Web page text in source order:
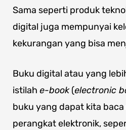
Sama seperti produk
digital juga mempunyai
kekurangan yang bisa
Buku digital atau yang
istilah e-book(electronic
buku yang dapat kita
perangkat elektronik,